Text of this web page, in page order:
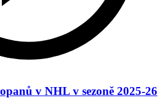
v NHL v sezoně 2025-26